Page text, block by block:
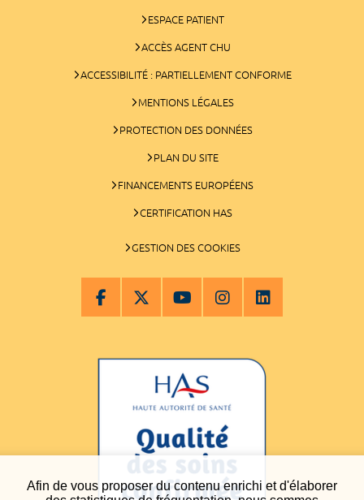
Afin de vous proposer du contenu enrichi et d'élaborer
ESPACE PATIENT
ACCÈS AGENT CHU
ACCESSIBILITÉ : PARTIELLEMENT CONFORME
MENTIONS LÉGALES
PROTECTION DES DONNÉES
PLAN DU SITE
FINANCEMENTS EUROPÉENS
CERTIFICATION HAS
GESTION DES COOKIES